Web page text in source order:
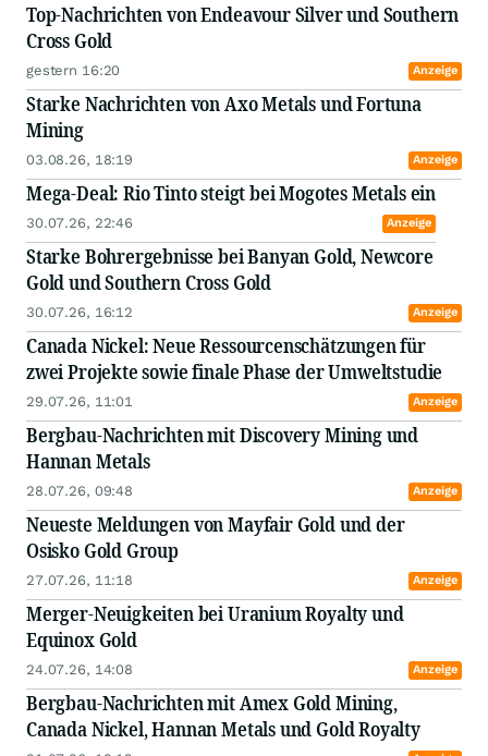
Top-Nachrichten von Endeavour Silver und Southern
Cross Gold
gestern 16:20 Anzeige
Starke Nachrichten von Axo Metals und Fortuna
Mining
03.08.26, 18:19 Anzeige
Mega-Deal: Rio Tinto steigt bei Mogotes Metals ein
30.07.26, 22:46 Anzeige
Starke Bohrergebnisse bei Banyan Gold, Newcore
Gold und Southern Cross Gold
30.07.26, 16:12 Anzeige
Canada Nickel: Neue Ressourcenschätzungen für
zwei Projekte sowie finale Phase der Umweltstudie
29.07.26, 11:01 Anzeige
Bergbau-Nachrichten mit Discovery Mining und
Hannan Metals
28.07.26, 09:48 Anzeige
Neueste Meldungen von Mayfair Gold und der
Osisko Gold Group
27.07.26, 11:18 Anzeige
Merger-Neuigkeiten bei Uranium Royalty und
Equinox Gold
24.07.26, 14:08 Anzeige
Bergbau-Nachrichten mit Amex Gold Mining,
Canada Nickel, Hannan Metals und Gold Royalty